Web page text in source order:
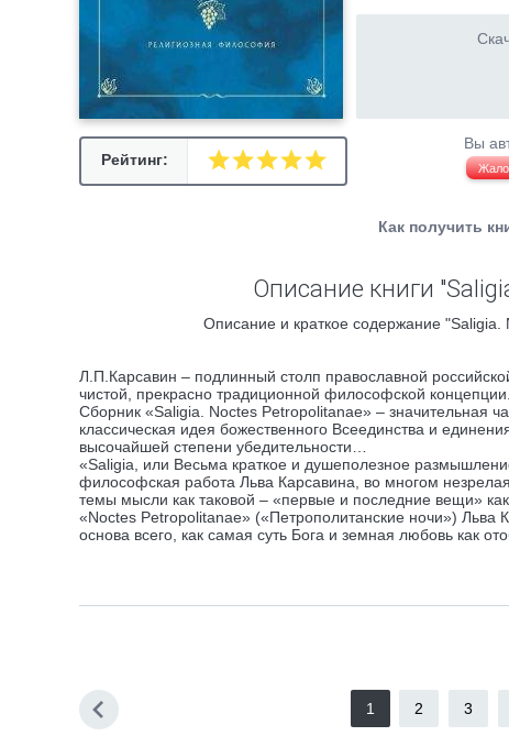
Рейтинг:
Вы
Как получить
Описание книги
Описание и краткое содержание "Saligia.
Л.П.Карсавин – подлинный столп православной
чистой, прекрасно традиционной философской концепции.
Сборник «Saligia. Noctes Petropolitanae» – значительная
классическая идея божественного Всеединства и
высочайшей степени убедительности…
«Saligia, или Весьма краткое и душеполезное
философская работа Льва Карсавина, во многом
темы мысли как таковой – «первые и последние вещи»
«Noctes Petropolitanae» («Петрополитанские ночи») Льва
основа всего, как самая суть Бога и земная любовь как
1 2 3